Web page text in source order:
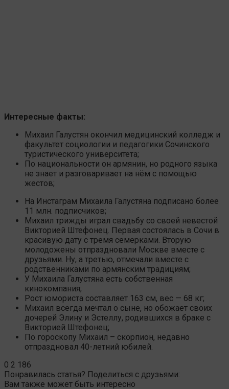
Интересные факты:
Михаил Галустян окончил медицинский колледж и
факультет социологии и педагогики Сочинского
туристического университета;
По национальности он армянин, но родного языка
не знает и разговаривает на нём с помощью
жестов;
На Инстаграм Михаила Галустяна подписано более
11 млн. подписчиков;
Михаил трижды играл свадьбу со своей невестой
Викторией Штефонец. Первая состоялась в Сочи в
красивую дату с тремя семерками. Вторую
молодожены отпраздновали Москве вместе с
друзьями. Ну, а третью, отмечали вместе с
родственниками по армянским традициям;
У Михаила Галустяна есть собственная
кинокомпания;
Рост юмориста составляет 163 см, вес — 68 кг;
Михаил всегда мечтал о сыне, но обожает своих
дочерей Элину и Эстеллу, родившихся в браке с
Викторией Штефонец;
По гороскопу Михаил – скорпион, недавно
отпраздновал 40-летний юбилей.
0 2 186
Понравилась статья? Поделиться с друзьями:
Вам также может быть интересно